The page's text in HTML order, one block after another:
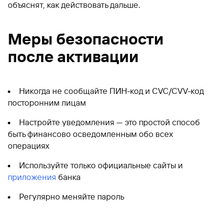
объяснят, как действовать дальше.
Меры безопасности
после активации
Никогда не сообщайте ПИН-код и CVC/CVV-код
посторонним лицам
Настройте уведомления — это простой способ
быть финансово осведомленным обо всех
операциях
Используйте только официальные сайты и
приложения банка
Регулярно меняйте пароль